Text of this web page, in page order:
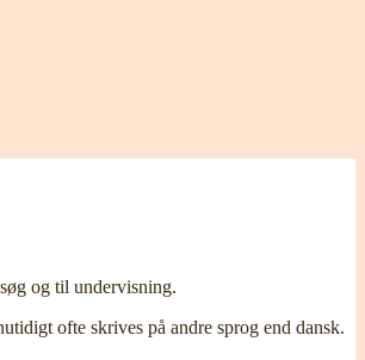
og til undervisning.
ofte skrives på andre sprog end dansk.